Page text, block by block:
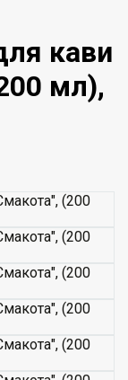
кави
мл),